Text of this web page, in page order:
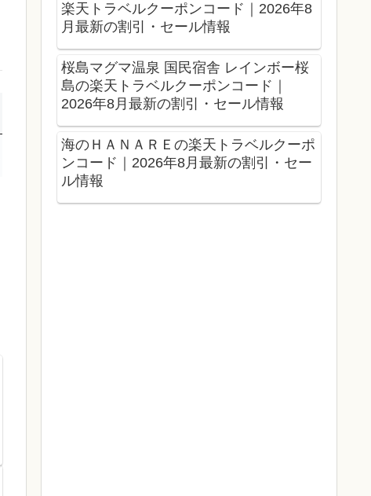
楽天トラベルクーポンコード｜2026年8
月最新の割引・セール情報
桜島マグマ温泉 国民宿舎 レインボー桜
島の楽天トラベルクーポンコード｜
2026年8月最新の割引・セール情報
海のＨＡＮＡＲＥの楽天トラベルクーポ
ンコード｜2026年8月最新の割引・セー
ル情報